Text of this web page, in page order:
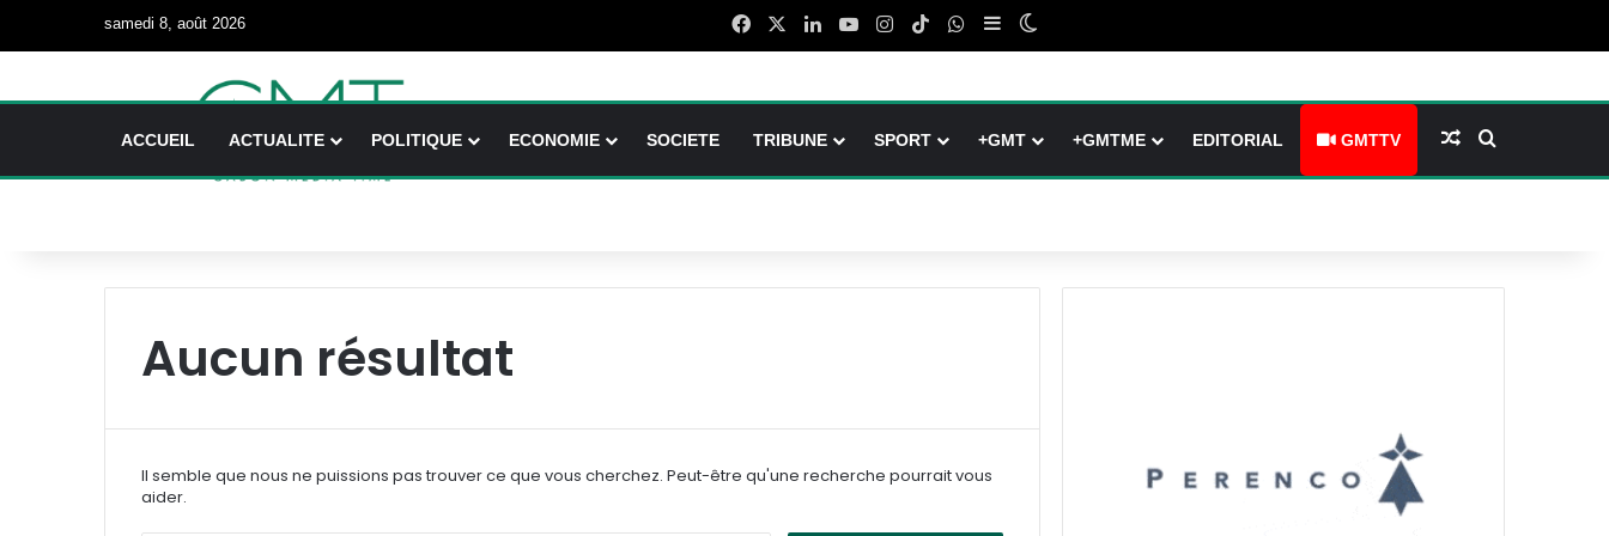
samedi 8, août 2026 FacebookLinkedinYouTubeInstagram
TikTokWhatsApp
Sidebar (barre latérale)
Switch skin
ACCUEIL ACTUALITE POLITIQUE ECONOMIE SOCIETE TRIBUNE SPORT +GMT +GMTME EDITORIAL GMTTV Article Aléatoire
Aucun résultat
Il semble que nous ne puissions pas trouver ce que vous cherchez. Peut-être qu'une recherche pourrait vous
aider.